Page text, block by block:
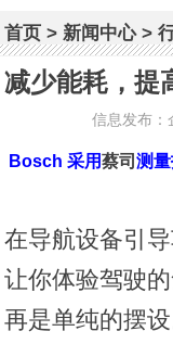
首页 > 新闻中心>
减少能耗，提
信息发布：
Bosch 采用蔡司测
在导航设备引
让你体验驾驶
再是单纯的摆